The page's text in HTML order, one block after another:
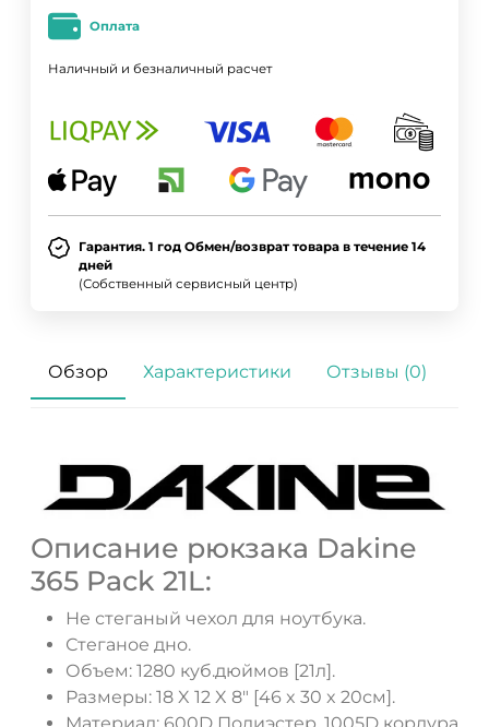
Оплата
Наличный и безналичный расчет
Гарантия. 1 год Обмен/возврат товара в течение 14
дней
(Собственный сервисный центр)
Обзор Характеристики Отзывы (0)
Описание рюкзака Dakine
365 Pack 21L:
Не стеганый чехол для ноутбука.
Стеганое дно.
Объем: 1280 куб.дюймов [21л].
Размеры: 18 X 12 X 8" [46 x 30 x 20см].
Материал: 600D Полиэстер, 1005D кордура